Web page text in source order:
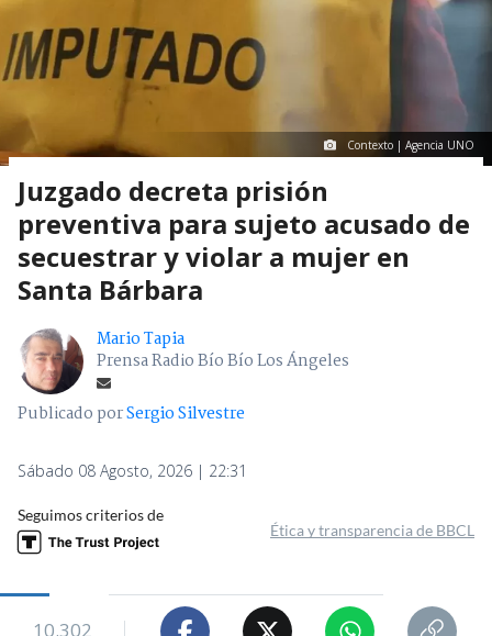
Contexto | Agencia UNO
Juzgado decreta prisión
preventiva para sujeto acusado de
secuestrar y violar a mujer en
Santa Bárbara
Mario Tapia
Prensa Radio Bío Bío Los Ángeles
Publicado porSergio Silvestre
Sábado 08 Agosto, 2026 | 22:31
Seguimos criterios de
Ética y transparencia de BBCL
10.302